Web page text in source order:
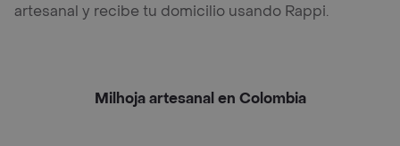
artesanal y recibe tu domicilio usando Rappi.
Milhoja artesanal en Colombia